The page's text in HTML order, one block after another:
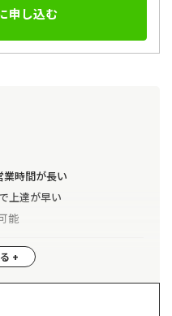
申し込む
時間が長い
上達が早い
能
調査！
セリング